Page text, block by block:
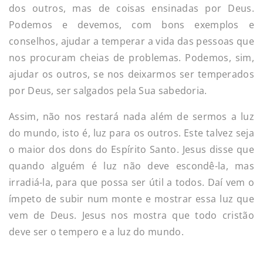
dos outros, mas de coisas ensinadas por Deus.
Podemos e devemos, com bons exemplos e
conselhos, ajudar a temperar a vida das pessoas que
nos procuram cheias de problemas. Podemos, sim,
ajudar os outros, se nos deixarmos ser temperados
por Deus, ser salgados pela Sua sabedoria.
Assim, não nos restará nada além de sermos a luz
do mundo, isto é, luz para os outros. Este talvez seja
o maior dos dons do Espírito Santo. Jesus disse que
quando alguém é luz não deve escondê-la, mas
irradiá-la, para que possa ser útil a todos. Daí vem o
ímpeto de subir num monte e mostrar essa luz que
vem de Deus. Jesus nos mostra que todo cristão
deve ser o tempero e a luz do mundo.